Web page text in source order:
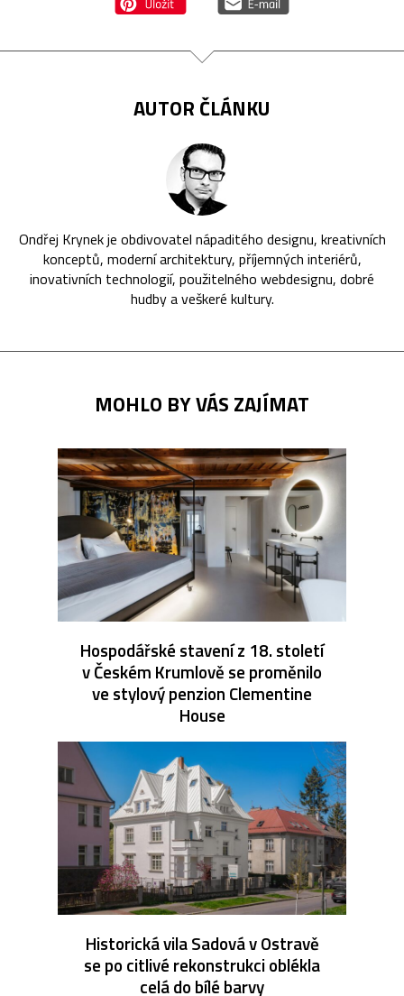
AUTOR ČLÁNKU
Ondřej Krynek je obdivovatel nápaditého designu, kreativních
konceptů, moderní architektury, příjemných interiérů,
inovativních technologií, použitelného webdesignu, dobré
hudby a veškeré kultury.
MOHLO BY VÁS ZAJÍMAT
Hospodářské stavení z 18. století
v Českém Krumlově se proměnilo
ve stylový penzion Clementine
House
Historická vila Sadová v Ostravě
se po citlivé rekonstrukci oblékla
celá do bílé barvy